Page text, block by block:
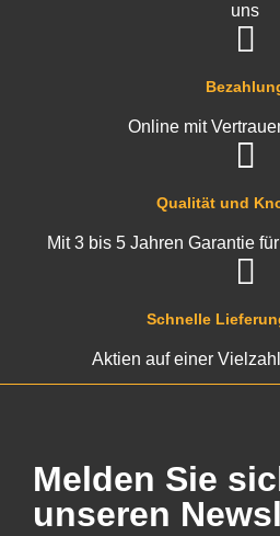
Schnelle
Aktien auf einer
Qualität und
Mit 3 bis 5 Jahren Garantie
Online mit
uns
Melden Sie
unseren